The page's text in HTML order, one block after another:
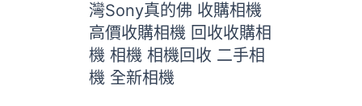
灣Sony真的佛 收購相機
高價收購相機 回收收購相
機 相機 相機回收 二手相
機 全新相機